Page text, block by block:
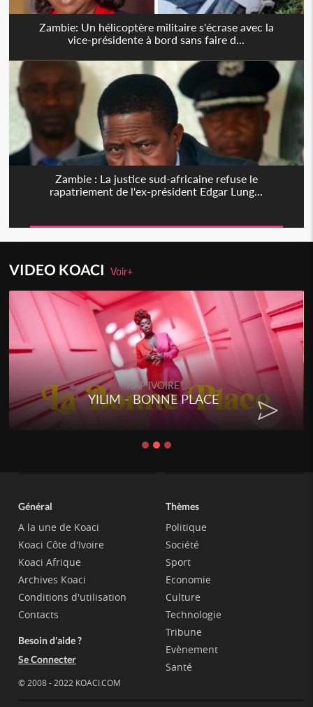
Zambie: Un hélicoptère militaire s'écrase avec la
vice-présidente à bord sans faire d...
Zambie : La justice sud-africaine refuse le
rapatriement de l'ex-président Edgar Lung...
VIDEO KOACIVoir+
RAP IVOIRE
YILIM - BONNE PLACE
Général
A la une de Koaci
Koaci Côte d'Ivoire
Koaci Afrique
Archives Koaci
Conditions d'utilisation
Contacts
Besoin d'aide ?
Se Connecter
© 2008 - 2022 KOACI.COM
Thèmes
Politique
Société
Sport
Economie
Culture
Technologie
Tribune
Evènement
Santé